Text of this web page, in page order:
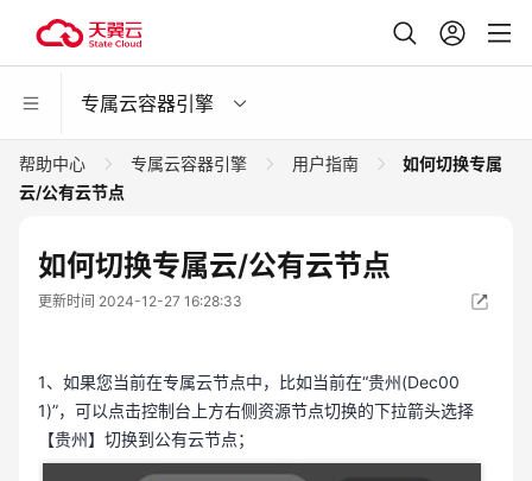
专属云容器引擎
帮助中心 专属云容器引擎 用户指南
如何切换专属
云/公有云节点
如何切换专属云/公有云节点
更新时间 2024-12-27 16:28:33
1、如果您当前在专属云节点中，比如当前在“贵州(Dec00
1)”，可以点击控制台上方右侧资源节点切换的下拉箭头选择
【贵州】切换到公有云节点；